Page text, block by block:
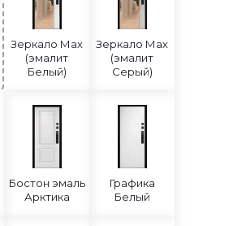
Зеркало Мах
(эмалит
Белый)
Зеркало Мах
(эмалит
Серый)
Бостон эмаль
Арктика
Графика
Белый